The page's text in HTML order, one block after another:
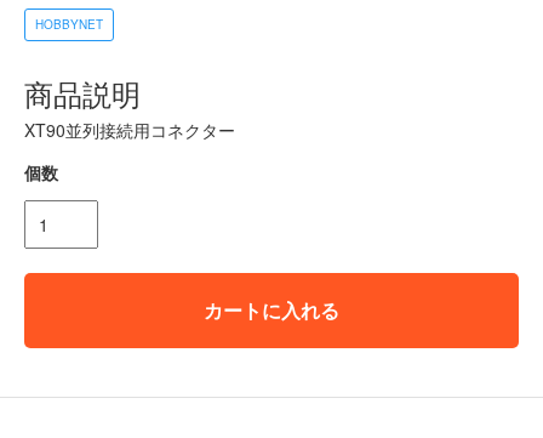
HOBBYNET
商品説明
XT90並列接続用コネクター
個数
カートに入れる